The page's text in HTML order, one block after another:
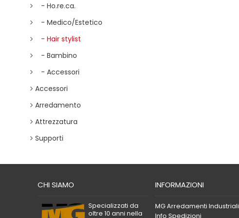
- Ho.re.ca.
- Medico/Estetico
- Hair stylist
- Bambino
- Accessori
Accessori
Arredamento
Attrezzatura
Supporti
CHI SIAMO
Specializzati da
oltre 10 anni nella
INFORMAZIONI
MG Arredamenti Industriali
Info Spedizioni